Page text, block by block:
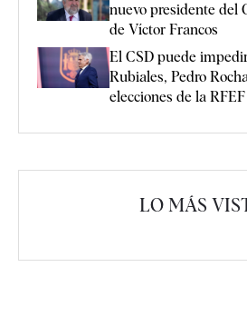
nuevo presidente del
de Víctor Francos
El CSD puede
Rubiales, Pedro
elecciones de la RFEF
LO MÁS